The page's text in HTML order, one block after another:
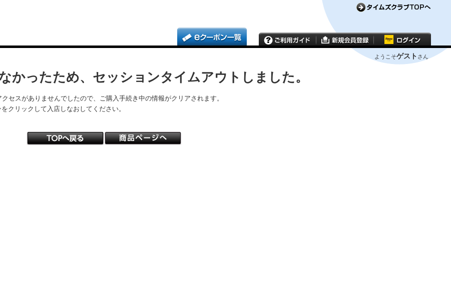
ようこそゲスト さん
かったため、セッションタイムアウトしました。
セスがありませんでしたので、ご購入手続き中の情報がクリアされます。
クリックして入店しなおしてください。